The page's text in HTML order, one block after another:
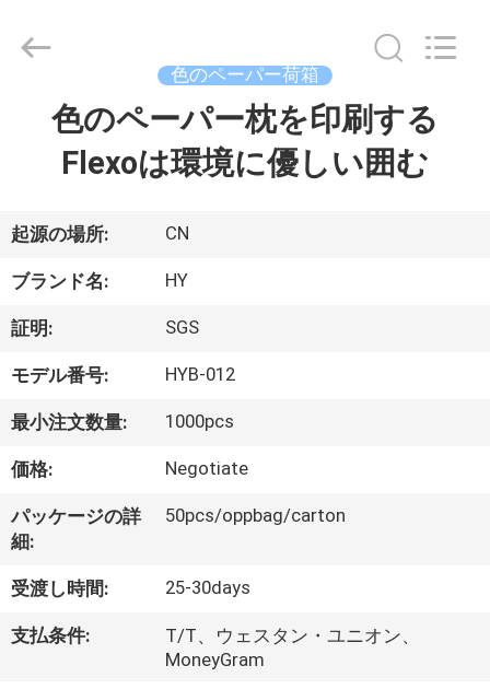
製
品
わ
た
た
ち
に
つ
ー.
2021
giftpackingboxes.com.
All
Developed
色のペーパー荷箱
色のペーパー枕を印刷する
Flexoは環境に優しい囲む
起源の場所: CN
ブランド名: HY
証明: SGS
モデル番号: HYB-012
最小注文数量: 1000pcs
価格: Negotiate
パッケージの詳
細:
50pcs/oppbag/carton
受渡し時間: 25-30days
支払条件:
T/T、ウェスタン・ユニオン、
MoneyGram